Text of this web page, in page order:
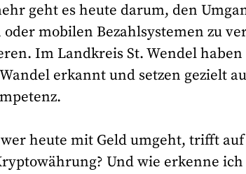
geht es heute darum, den
mobilen Bezahlsystemen zu
Im Landkreis St. Wendel
erkannt und setzen gezielt
heute mit Geld umgeht, trifft auf
Und wie erkenne ich